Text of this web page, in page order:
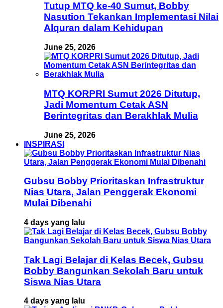
Tutup MTQ ke-40 Sumut, Bobby
Nasution Tekankan Implementasi Nilai
Alquran dalam Kehidupan
June 25, 2026
MTQ KORPRI Sumut 2026 Ditutup,
Jadi Momentum Cetak ASN
Berintegritas dan Berakhlak Mulia
June 25, 2026
INSPIRASI
Gubsu Bobby Prioritaskan Infrastruktur
Nias Utara, Jalan Penggerak Ekonomi
Mulai Dibenahi
4 days yang lalu
Tak Lagi Belajar di Kelas Becek, Gubsu
Bobby Bangunkan Sekolah Baru untuk
Siswa Nias Utara
4 days yang lalu